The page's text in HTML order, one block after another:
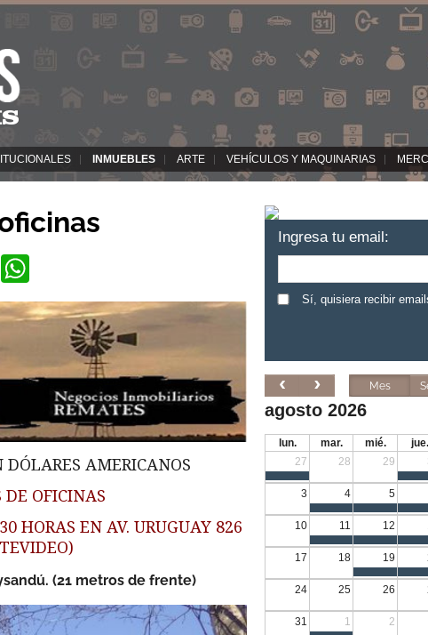
INMUEBLES ARTE VEHÍCULOS Y MAQUINARIAS
Twitter
AMERICANOS
DE OFICINAS
HORAS EN AV. URUGUAY 826
(21 metros de frente)
Ingresa tu email:
Sí, quisiera recibir
Mes
agosto 2026
lun. mar. mié. jue.
27
28 29
3 4 5
10 11 12
17 18 19
24 25 26
31 1 2